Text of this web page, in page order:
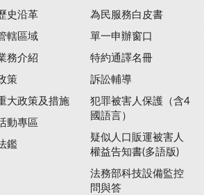
史沿革
轄區域
務介紹
策
大政策及措施
動專區
鑑
為民服務白皮書
單一申辦窗口
特約通譯名冊
訴訟輔導
犯罪被害人保護（含4
國語言）
疑似人口販運被害人
權益告知書(多語版)
法務部科技設備監控
問與答